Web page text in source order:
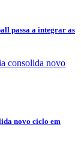
passa a integrar as
novo ciclo em